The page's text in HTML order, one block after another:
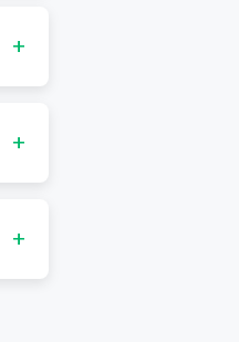
+
+
+